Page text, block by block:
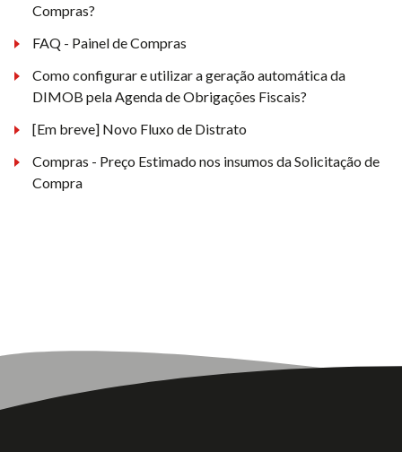
Compras?
FAQ - Painel de Compras
Como configurar e utilizar a geração automática da
DIMOB pela Agenda de Obrigações Fiscais?
[Em breve] Novo Fluxo de Distrato
Compras - Preço Estimado nos insumos da Solicitação de
Compra